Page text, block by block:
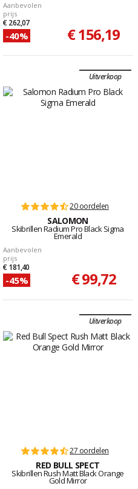
Aanbevolen
prijs
€ 262,07
-40% € 156,19
Uitverkoop
20 oordelen
SALOMON
Skibrillen Radium Pro Black Sigma
Emerald
Aanbevolen
prijs
€ 181,40
-45% € 99,72
Uitverkoop
27 oordelen
RED BULL SPECT
Skibrillen Rush Matt Black Orange
Gold Mirror